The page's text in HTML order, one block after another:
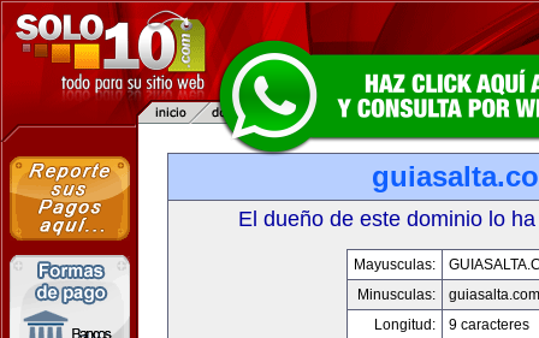
El dueño de este dominio lo
Mayusculas:
Minusculas:
guiasalta.com
Longitud:
9 caracteres